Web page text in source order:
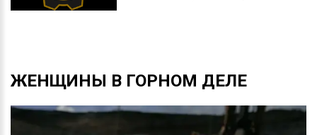
ЖЕНЩИНЫ В ГОРНОМ ДЕЛЕ